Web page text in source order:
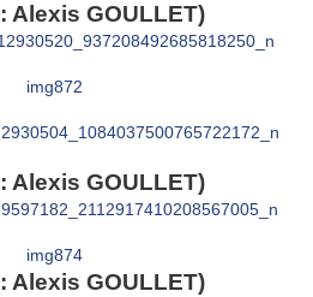
Alexis GOULLET)
Alexis GOULLET)
Alexis GOULLET)